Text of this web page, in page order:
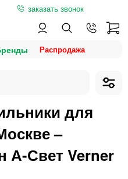
заказать звонок
для
–
А-Свет Verner